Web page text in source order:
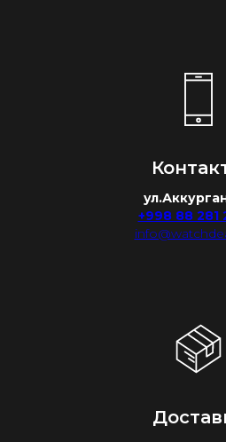
+998 88 281